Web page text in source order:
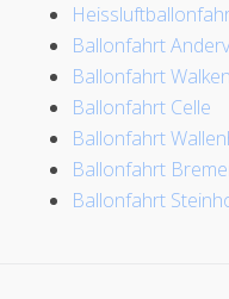
Ballonfahrt
Ballonfahrt
Ballonfahrt Celle
Ballonfahrt
Ballonfahrt
Ballonfahrt